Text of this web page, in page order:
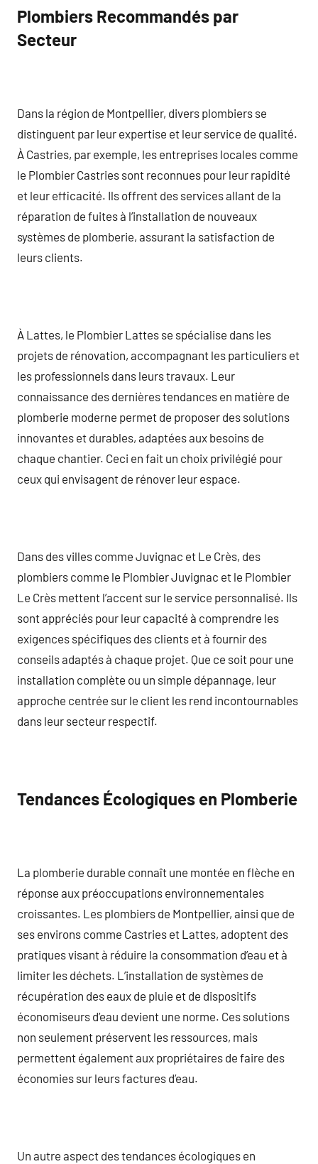
Plombiers Recommandés par
Secteur
Dans la région de Montpellier, divers plombiers se
distinguent par leur expertise et leur service de qualité.
À Castries, par exemple, les entreprises locales comme
le Plombier Castries sont reconnues pour leur rapidité
et leur efficacité. Ils offrent des services allant de la
réparation de fuites à l’installation de nouveaux
systèmes de plomberie, assurant la satisfaction de
leurs clients.
À Lattes, le Plombier Lattes se spécialise dans les
projets de rénovation, accompagnant les particuliers et
les professionnels dans leurs travaux. Leur
connaissance des dernières tendances en matière de
plomberie moderne permet de proposer des solutions
innovantes et durables, adaptées aux besoins de
chaque chantier. Ceci en fait un choix privilégié pour
ceux qui envisagent de rénover leur espace.
Dans des villes comme Juvignac et Le Crès, des
plombiers comme le Plombier Juvignac et le Plombier
Le Crès mettent l’accent sur le service personnalisé. Ils
sont appréciés pour leur capacité à comprendre les
exigences spécifiques des clients et à fournir des
conseils adaptés à chaque projet. Que ce soit pour une
installation complète ou un simple dépannage, leur
approche centrée sur le client les rend incontournables
dans leur secteur respectif.
Tendances Écologiques en Plomberie
La plomberie durable connaît une montée en flèche en
réponse aux préoccupations environnementales
croissantes. Les plombiers de Montpellier, ainsi que de
ses environs comme Castries et Lattes, adoptent des
pratiques visant à réduire la consommation d’eau et à
limiter les déchets. L’installation de systèmes de
récupération des eaux de pluie et de dispositifs
économiseurs d’eau devient une norme. Ces solutions
non seulement préservent les ressources, mais
permettent également aux propriétaires de faire des
économies sur leurs factures d’eau.
Un autre aspect des tendances écologiques en